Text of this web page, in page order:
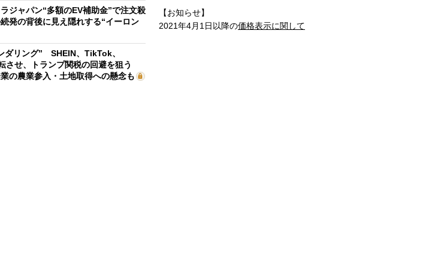
ジャパン“多額のEV補助金”で注文殺
発の背後に見え隠れする“イーロン
ダリング” SHEIN、TikTok、
させ、トランプ関税の回避を狙う
の農業参入・土地取得への懸念も
【お知らせ】
2021年4月1日以降の価格表示に関して